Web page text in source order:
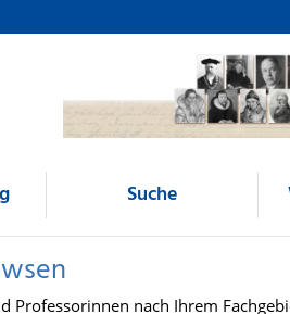
Suche
Professorinnen nach Ihrem